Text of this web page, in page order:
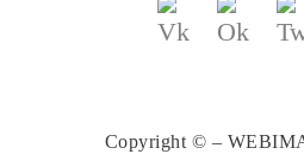
Copyright © –